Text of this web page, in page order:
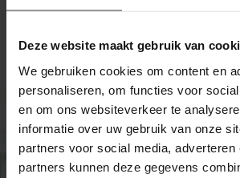
Deze website maakt gebruik van
We gebruiken cookies om content en
personaliseren, om functies voor
en om ons websiteverkeer te
informatie over uw gebruik van onze
partners voor social media, adverteren
partners kunnen deze gegevens